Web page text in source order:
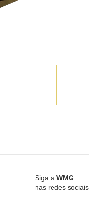
Siga a WMG
nas redes sociais